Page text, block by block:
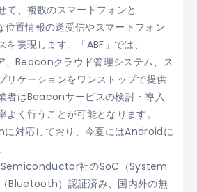
て、複数のスマートフォンと
置情報の送受信やスマートフォン
実現します。「ABF」では、
Beaconクラウド管理システム、ス
リケーションをワンストップで提供
者はBeaconサービスの検討・導入
よく行うことが可能となります。
に対応しており、今夏にはAndroidに
社のSoC（System
Bluetooth）認証済み、国内外の無